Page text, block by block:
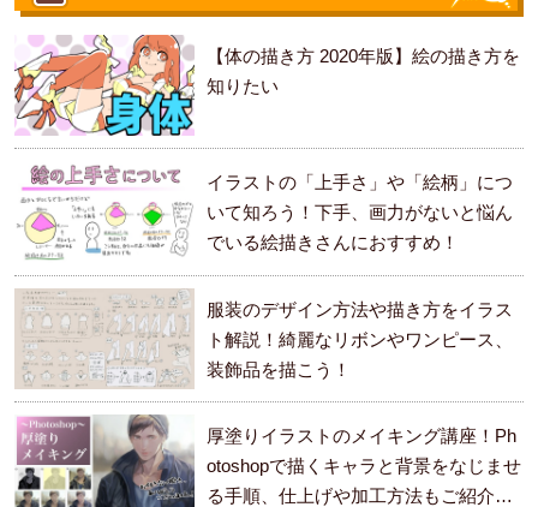
【体の描き方 2020年版】絵の描き方を
知りたい
イラストの「上手さ」や「絵柄」につ
いて知ろう！下手、画力がないと悩ん
でいる絵描きさんにおすすめ！
服装のデザイン方法や描き方をイラス
ト解説！綺麗なリボンやワンピース、
装飾品を描こう！
厚塗りイラストのメイキング講座！Ph
otoshopで描くキャラと背景をなじませ
る手順、仕上げや加工方法もご紹介し